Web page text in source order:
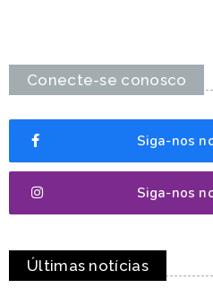
Conecte-se conosco
Siga-nos
Siga-nos
Últimas notícias